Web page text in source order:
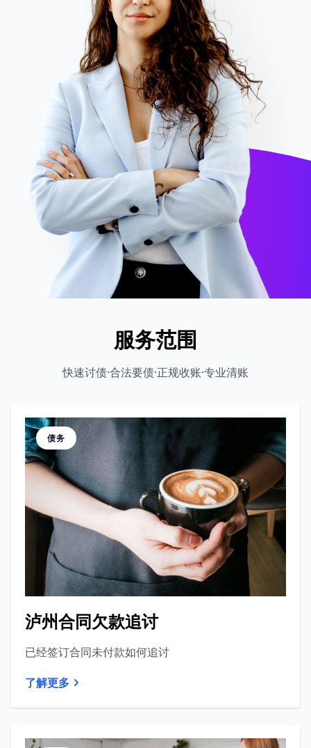
服务范围
快速讨债·合法要债·正规收账·专业清账
债务
泸州合同欠款追讨
已经签订合同未付款如何追讨
了解更多